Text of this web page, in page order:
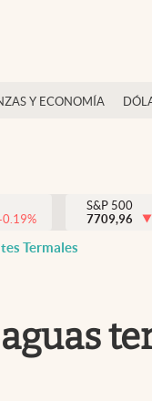
Y ECONOMÍA
0.19%
S&P 500
7709,96
Termales